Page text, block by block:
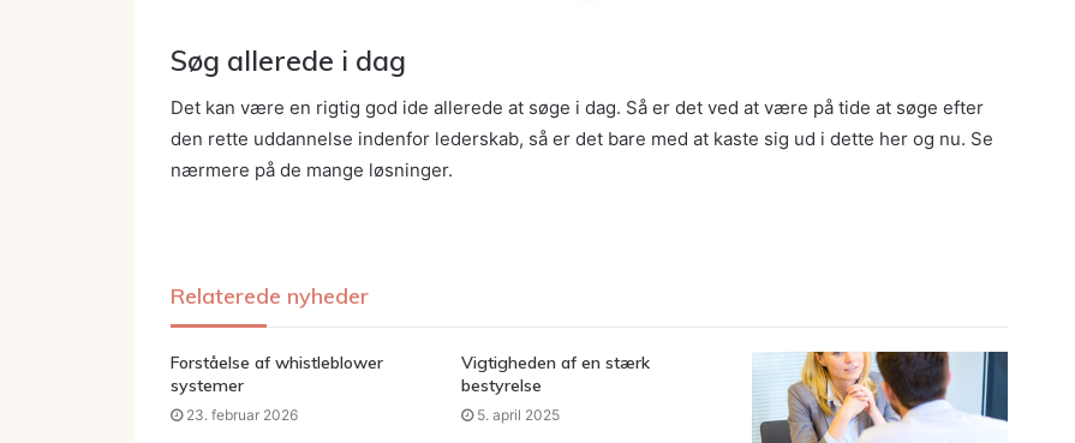
Søg allerede i dag
Det kan være en rigtig god ide allerede at søge i dag. Så er det ved at være på tide at søge efter
den rette uddannelse indenfor lederskab, så er det bare med at kaste sig ud i dette her og nu. Se
nærmere på de mange løsninger.
Relaterede nyheder
Forståelse af whistleblower
systemer
23. februar 2026
Vigtigheden af en stærk
bestyrelse
5. april 2025